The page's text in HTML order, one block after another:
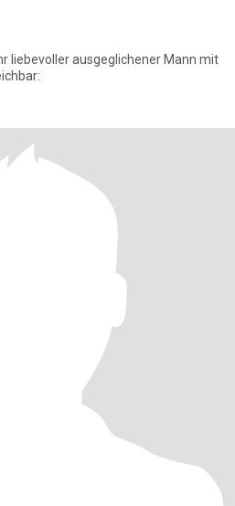
liebevoller ausgeglichener Mann mit